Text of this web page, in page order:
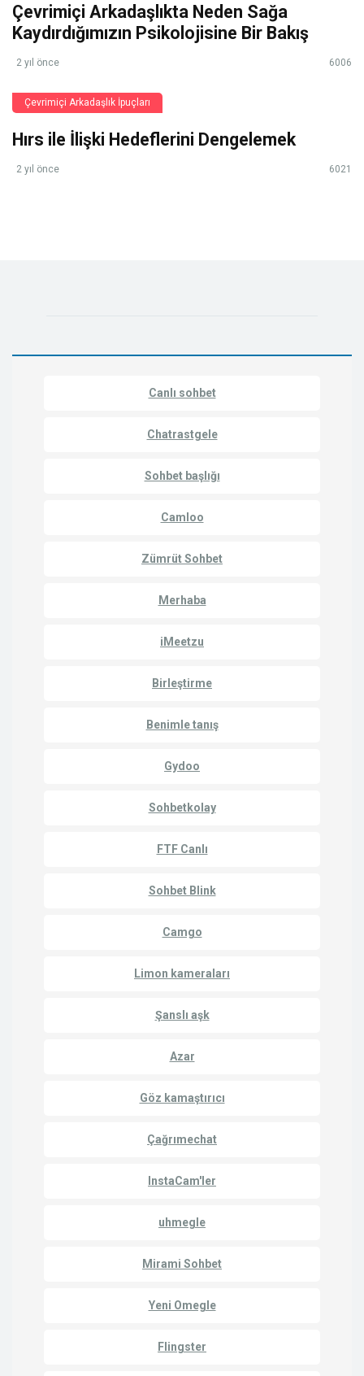
Çevrimiçi Arkadaşlıkta Neden Sağa
Kaydırdığımızın Psikolojisine Bir Bakış
2 yıl önce 6006
Çevrimiçi Arkadaşlık İpuçları
Hırs ile İlişki Hedeflerini Dengelemek
2 yıl önce 6021
Canlı sohbet
Chatrastgele
Sohbet başlığı
Camloo
Zümrüt Sohbet
Merhaba
iMeetzu
Birleştirme
Benimle tanış
Gydoo
Sohbetkolay
FTF Canlı
Sohbet Blink
Camgo
Limon kameraları
Şanslı aşk
Azar
Göz kamaştırıcı
Çağrımechat
InstaCam'ler
uhmegle
Mirami Sohbet
Yeni Omegle
Flingster